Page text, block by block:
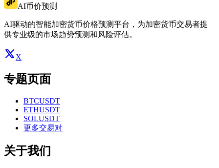
AI币价预测
AI驱动的智能加密货币价格预测平台，为加密货币交易者提
供专业级的市场趋势预测和风险评估。
X
专题页面
BTCUSDT
ETHUSDT
SOLUSDT
更多交易对
关于我们